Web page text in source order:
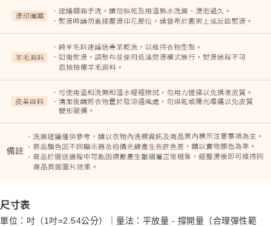
尺寸表
單位：吋（1吋=2.54公分）｜量法：平放量 - 撐開量（合理彈性範